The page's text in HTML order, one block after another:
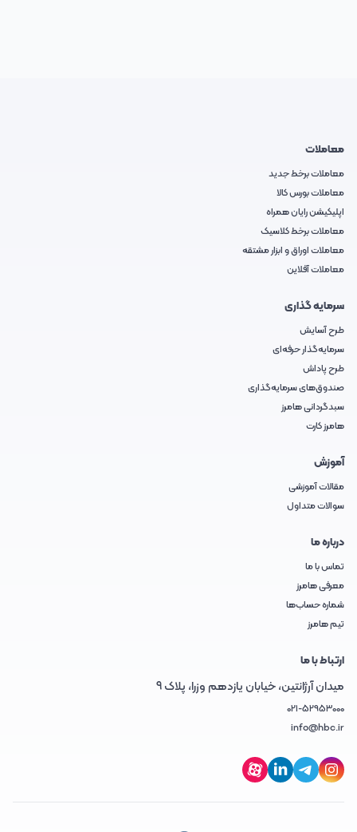
معاملات
معاملات برخط جدید
معاملات بورس کالا
اپلیکیشن رایان همراه
معاملات برخط کلاسیک
معاملات اوراق و ابزار مشتقه
معاملات آفلاین
سرمایه گذاری
طرح آسایش
سرمایه‌گذار حرفه‌ای
طرح پاداش
صندوق‌های سرمایه‌گذاری
سبدگردانی هامرز
هامرز کارت
آموزش
مقالات آموزشی
سوالات متداول
درباره ما
تماس با ما
معرفی هامرز
شماره حساب‌ها
تیم هامرز
ارتباط با ما
میدان آرژانتین، خیابان یازدهم وزرا، پلاک 9
021-52953000
info@hbc.ir